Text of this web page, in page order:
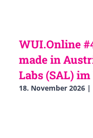
WUI.Online
made in
Labs (SAL)
18. November 2026 |